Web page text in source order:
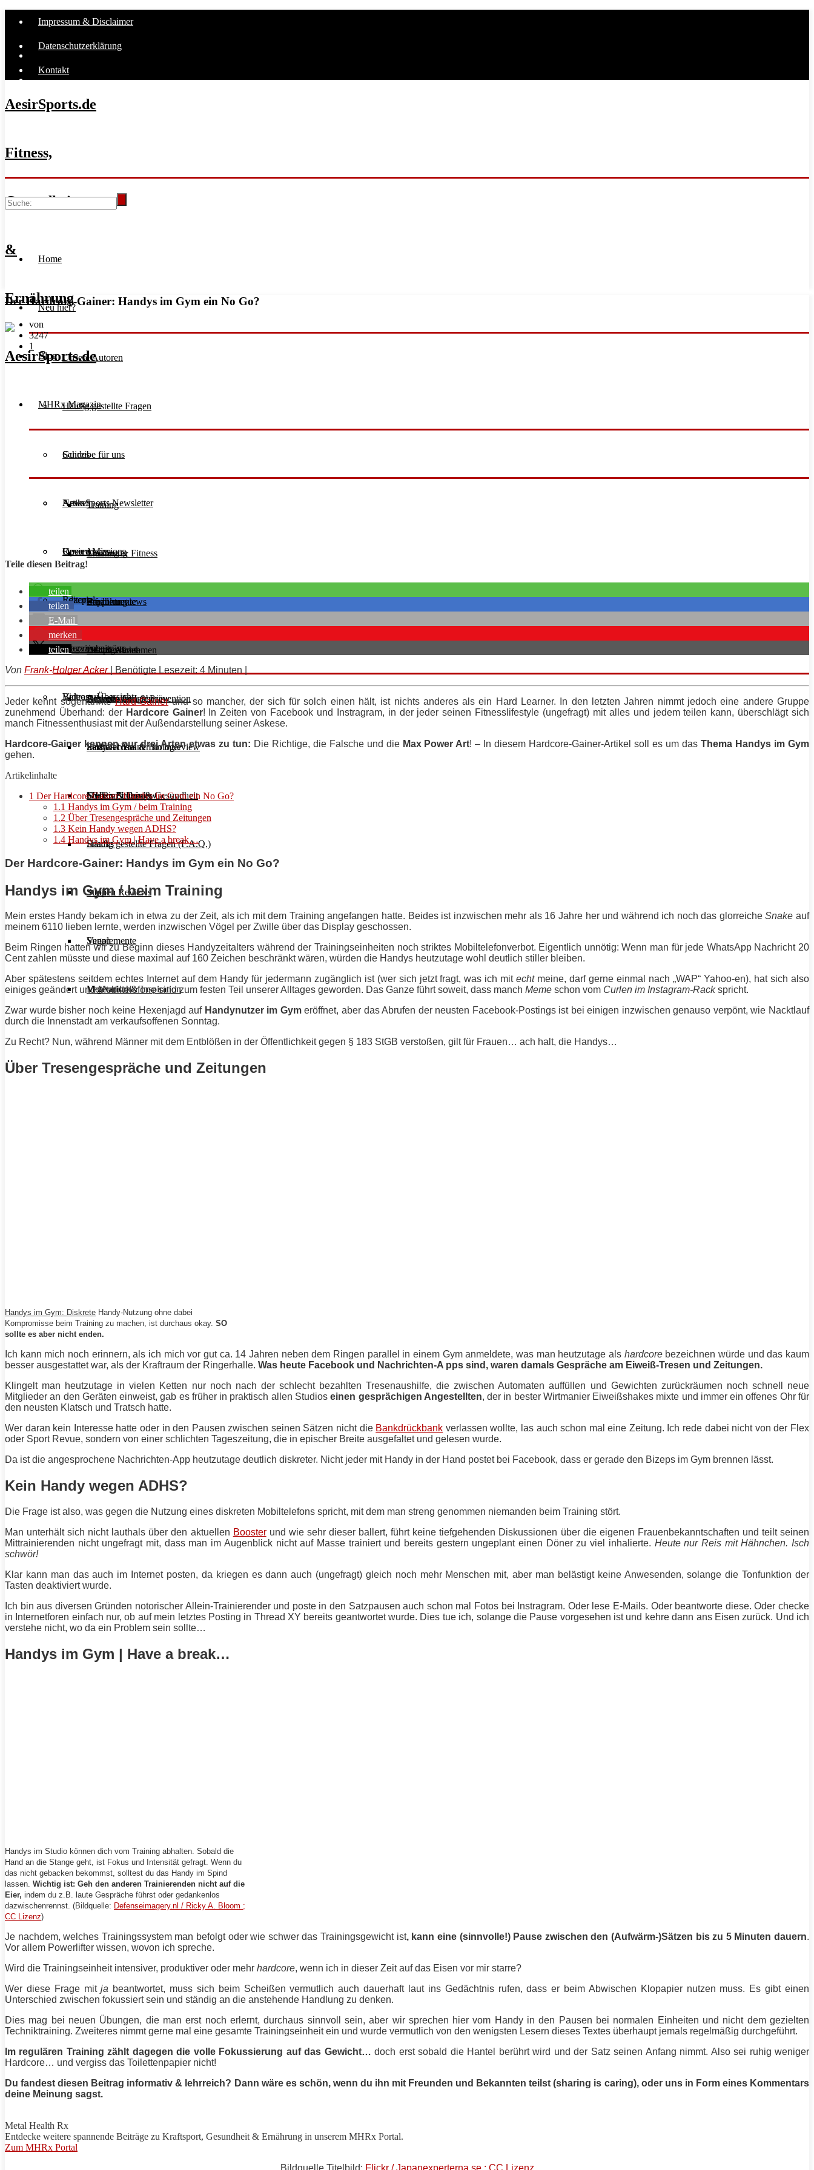
Impressum & Disclaimer
Datenschutzerklärung
Kontakt
AesirSports.de
Fitness,
Gesundheit
&
Ernährung
Home
Unsere Autoren
Häufig gestellte Fragen
Schreibe für uns
Aesir Sports Newsletter
Unsere Mission
Neu hier?
Blog
Guides
Training
Ernährung
Supplemente
Artikel
Training & Fitness
Ernährung
Diät & Abnehmen
Regeneration & Prävention
Stoffwechsel & Biologie
Frauen Fitness & Gesundheit
Häufig gestellte Fragen (F.A.Q.)
Studien Reviews
Supplemente
Motivation & Inspiration
Reviews
Produktreviews
Buchreviews
Rezepte
Hauptgerichte
Desserts
Salate
Shakes & Drinks
Snacks
Suppen
Vegan
Vegetarisch
Interviews
Athleten im Interview
Personal Trainer im Interview
Gym im Interview
Videos
MHRx Magazin
News
Open Access
Editorials
Magazinbeiträge
Aktuelle Ausgabe
Early Access
MHRx Archiv
Beitrags-Übersicht
Der Hardcore-Gainer: Handys im Gym ein No Go?
von
3247
1
Teile diesen Beitrag!
teilen
teilen
E-Mail
merken
teilen
Von Frank-Holger Acker| Benötigte Lesezeit: 4 Minuten |
Jeder kennt sogenannteHard-Gainerund so mancher, der sich für solch einen hält, ist nichts anderes als ein Hard Learner. In den letzten Jahren nimmt jedoch eine andere Gruppe
zunehmend Überhand: der HardcoreGainer! In Zeiten von Facebook und Instragram, in der jeder seinen Fitnesslifestyle (ungefragt) mit alles und jedem teilen kann, überschlägt sich
manch Fitnessenthusiast mit der Außendarstellung seiner Askese.
Hardcore-Gainer kennen nur drei Arten etwas zu tun: Die Richtige, die Falsche und die Max Power Art! – In diesem Hardcore-Gainer-Artikel soll es um dasThema Handys im Gym
gehen.
Artikelinhalte
1 Der Hardcore-Gainer: Handys im Gym ein No Go?
1.1 Handys im Gym / beim Training
1.2 Über Tresengespräche und Zeitungen
1.3 Kein Handy wegen ADHS?
1.4 Handys im Gym | Have a break…
Der Hardcore-Gainer: Handys im Gym ein No Go?
Handys im Gym / beim Training
Mein erstes Handy bekam ich in etwa zu der Zeit, als ich mit dem Training angefangen hatte. Beides ist inzwischen mehr als 16 Jahre her und während ich noch das glorreicheSnake auf
meinem 6110 lieben lernte, werden inzwischen Vögel per Zwille über das Display geschossen.
Beim Ringen hatten wir zu Beginn dieses Handyzeitalters während der Trainingseinheiten noch striktes Mobiltelefonverbot. Eigentlich unnötig: Wenn man für jede WhatsApp Nachricht 20
Cent zahlen müsste und diese maximal auf 160 Zeichen beschränkt wären, würden die Handys heutzutage wohl deutlich stiller bleiben.
Aber spätestens seitdem echtes Internet auf dem Handy für jedermann zugänglich ist (wer sich jetzt fragt, was ich mitechtmeine, darf gerne einmal nach „WAP“ Yahoo-en), hat sich also
einiges geändert und Mobiltelefone sind zum festen Teil unserer Alltages geworden. Das Ganze führt soweit, dass manch Meme schon vom Curlen im Instagram-Rackspricht.
Zwar wurde bisher noch keine Hexenjagd auf Handynutzer im Gymeröffnet, aber das Abrufen der neusten Facebook-Postings ist bei einigen inzwischen genauso verpönt, wie Nacktlauf
durch die Innenstadt am verkaufsoffenen Sonntag.
Zu Recht? Nun, während Männer mit dem Entblößen in der Öffentlichkeit gegen § 183 StGB verstoßen, gilt für Frauen… ach halt, die Handys…
Über Tresengespräche und Zeitungen
Handys im Gym: Diskrete Handy-Nutzung ohne dabei
Kompromisse beim Training zu machen, ist durchaus okay. SO
sollte es aber nicht enden.
Ich kann mich noch erinnern, als ich mich vor gut ca. 14 Jahren neben dem Ringen parallel in einem Gym anmeldete, was man heutzutage als hardcorebezeichnen würde und das kaum
besser ausgestattet war, als der Kraftraum der Ringerhalle. Was heute Facebook und Nachrichten-A pps sind, waren damals Gespräche am Eiweiß-Tresen und Zeitungen.
Klingelt man heutzutage in vielen Ketten nur noch nach der schlecht bezahlten Tresenaushilfe, die zwischen Automaten auffüllen und Gewichten zurückräumen noch schnell neue
Mitglieder an den Geräten einweist, gab es früher in praktisch allen Studioseinen gesprächigen Angestellten, der in bester Wirtmanier Eiweißshakes mixte und immer ein offenes Ohr für
den neusten Klatsch und Tratsch hatte.
Wer daran kein Interesse hatte oder in den Pausen zwischen seinen Sätzen nicht die Bankdrückbank verlassen wollte, las auch schon mal eine Zeitung. Ich rede dabei nicht von der Flex
oder Sport Revue, sondern von einer schlichten Tageszeitung, die in epischer Breite ausgefaltet und gelesen wurde.
Da ist die angesprochene Nachrichten-App heutzutage deutlich diskreter. Nicht jeder mit Handy in der Hand postet bei Facebook, dass er gerade den Bizeps im Gym brennen lässt.
Kein Handy wegen ADHS?
Die Frage ist also, was gegen die Nutzung eines diskreten Mobiltelefons spricht, mit dem man streng genommen niemanden beim Training stört.
Man unterhält sich nicht lauthals über den aktuellen Boosterund wie sehr dieser ballert, führt keine tiefgehenden Diskussionen über die eigenen Frauenbekanntschaften und teilt seinen
Mittrainierenden nicht ungefragt mit, dass man im Augenblick nicht auf Massetrainiert und bereits gestern ungeplant einen Döner zu viel inhalierte. Heute nur Reis mit Hähnchen. Isch
schwör!
Klar kann man das auch im Internet posten, da kriegen es dann auch (ungefragt) gleich noch mehr Menschen mit, aber man belästigt keine Anwesenden, solange die Tonfunktion der
Tasten deaktiviert wurde.
Ich bin aus diversen Gründen notorischer Allein-Trainierender und poste in den Satzpausen auch schon mal Fotos bei Instragram. Oder lese E-Mails. Oder beantworte diese. Oder checke
in Internetforen einfach nur, ob auf mein letztes Posting in Thread XY bereits geantwortet wurde. Dies tue ich, solange die Pause vorgesehen ist und kehre dann ans Eisen zurück. Und ich
verstehe nicht, wo da ein Problem sein sollte…
Handys im Gym | Have a break…
Handys im Studio können dich vom Training abhalten. Sobald die
Hand an die Stange geht, ist Fokus und
Intensität gefragt. Wenn du
das nicht gebacken bekommst, solltest du das Handy im Spind
lassen. Wichtig ist: Geh den anderen Trainierenden nicht auf die
Eier, indem du z.B. laute Gespräche führst oder gedankenlos
dazwischenrennst. (Bildquelle: Defenseimagery.nl / Ricky A. Bloom ;
CC Lizenz)
Je nachdem, welches Trainingssystem man befolgt oder wie schwer das Trainingsgewicht ist, kann eine (sinnvolle!) Pause zwischen den (Aufwärm-)Sätzen bis zu 5 Minuten dauern.
Vor allem Powerlifter wissen, wovon ich spreche.
Wird die Trainingseinheit intensiver, produktiver oder mehr hardcore, wenn ich in dieser Zeit auf das Eisen vor mir starre?
Wer diese Frage mitja beantwortet, muss sich beim Scheißen vermutlich auch dauerhaft laut ins Gedächtnis rufen, dass er beim Abwischen Klopapier nutzen muss. Es gibt einen
Unterschied zwischen fokussiert sein und ständig an die anstehende Handlung zu denken.
Dies mag bei neuen Übungen, die man erst noch erlernt, durchaus sinnvoll sein, aber wir sprechen hier vom Handy in den Pausen bei normalen Einheiten und nicht dem gezielten
Techniktraining. Zweiteres nimmt gerne mal eine gesamte Trainingseinheit ein und wurde vermutlich von den wenigsten Lesern dieses Textes überhaupt jemals regelmäßig durchgeführt.
Im regulären Training zählt dagegen die volle Fokussierung auf das Gewicht… doch erst sobald die Hantel berührt wird und der Satz seinen Anfang nimmt. Also sei ruhig weniger
Hardcore… und vergiss das Toilettenpapier nicht!
Du fandest diesen Beitrag informativ & lehrreich? Dann wäre es schön, wenn du ihn mit Freunden und Bekannten teilst (sharing is caring), oder uns in Form eines Kommentars
deine Meinung sagst.
Metal Health Rx
Entdecke weitere spannende Beiträge zu Kraftsport, Gesundheit & Ernährung in unserem MHRx Portal.
Zum MHRx Portal
Bildquelle Titelbild: Flickr / Japanexperterna.se ; CC Lizenz